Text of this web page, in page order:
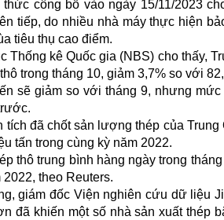
công bố vào ngày 15/11/2023
tiếp, do nhiều nhà máy thực hiện
tiêu thụ cao điểm.
Thống kê Quốc gia (NBS) cho thấy,
trong tháng 10, giảm 3,7% so với
sẽ giảm so với tháng 9, nhưng
tích đã chốt sản lượng thép của
tấn trong cùng kỳ năm 2022.
thô trung bình hàng ngày trong
theo Reuters.
giám đốc Viện nghiên cứu dữ liệu
đã khiến một số nhà sản xuất thép